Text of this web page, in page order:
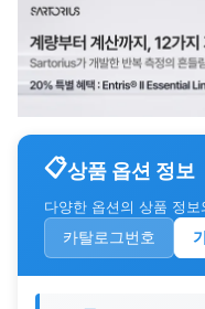
상품 옵션 정보
다양한 옵션의 상품 정
카탈로그번호